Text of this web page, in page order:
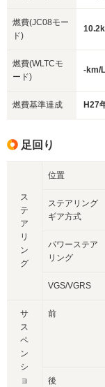
燃費(JC08モー
ド)
燃費(WLTCモ
ード)
-km/L
燃費基準達成 H27
足回り
ス
テ
ア
リ
ン
グ
位置
ステアリング
ギア方式
パワーステア
リング
VGS/VGRS
サ
ス
ペ
ン
シ
ョ
前
後